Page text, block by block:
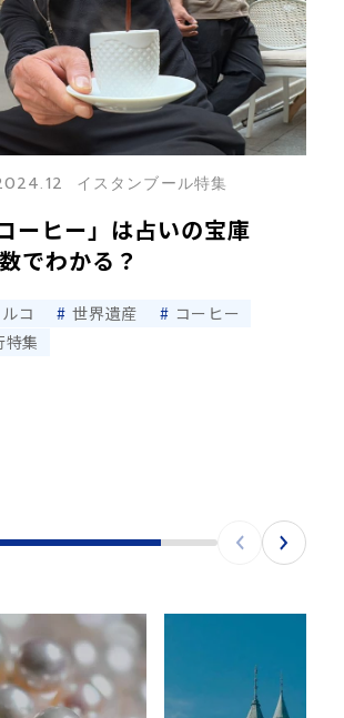
ーヒー」は占いの宝庫
でわかる？
イスタンブール特集
コ 世界遺産
コーヒー
特集